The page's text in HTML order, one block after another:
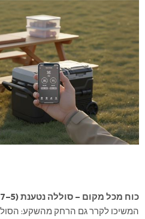
כוח מכל מקום – סוללה נטענת (5–7 שעות) והגנת מצבר